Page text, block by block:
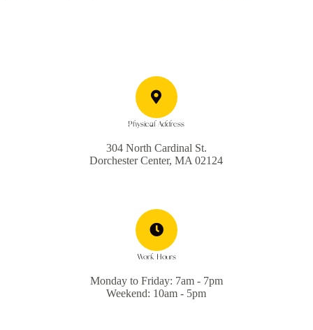
Physical Address
304 North Cardinal St.
Dorchester Center, MA 02124
Work Hours
Monday to Friday: 7am - 7pm
Weekend: 10am - 5pm